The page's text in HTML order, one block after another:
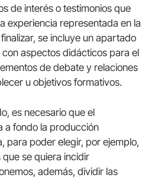
de interés o testimonios que
experiencia representada en la
se incluye un apartado
aspectos didácticos para el
de debate y relaciones
u objetivos formativos.
es necesario que el
a fondo la producción
para poder elegir, por ejemplo,
que se quiera incidir
además, dividir las